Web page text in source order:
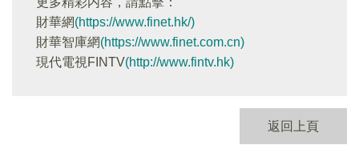
財華網(https://www.finet.hk/)
財華智庫網(https://www.finet.com.cn)
現代電視FINTV(http://www.fintv.hk)
返回上頁